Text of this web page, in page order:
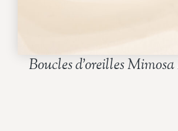
Boucles d’oreilles